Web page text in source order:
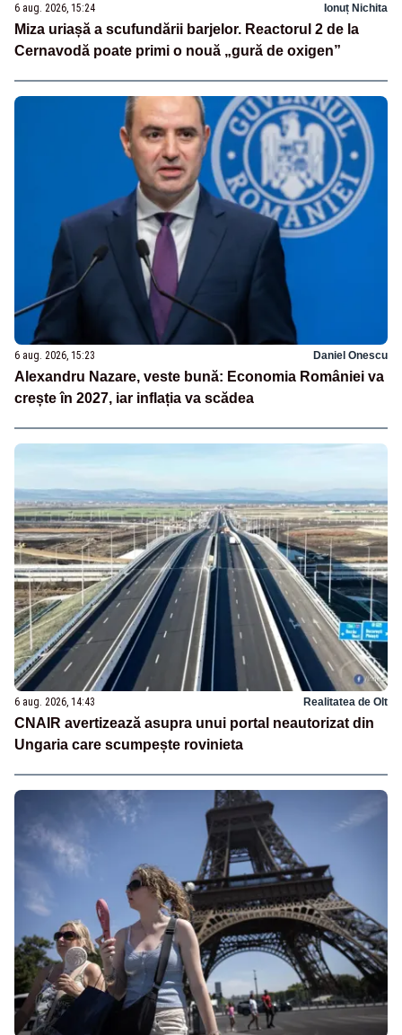
6 aug. 2026, 15:24 Ionuț Nichita
Miza uriașă a scufundării barjelor. Reactorul 2 de la
Cernavodă poate primi o nouă „gură de oxigen”
6 aug. 2026, 15:23 Daniel Onescu
Alexandru Nazare, veste bună: Economia României va
crește în 2027, iar inflația va scădea
6 aug. 2026, 14:43 Realitatea de Olt
CNAIR avertizează asupra unui portal neautorizat din
Ungaria care scumpește rovinieta